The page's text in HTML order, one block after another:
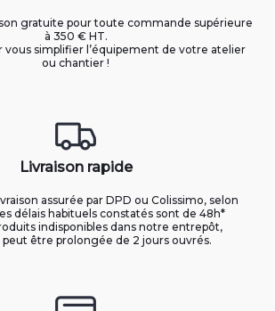
gratuite pour toute commande supérieure
à 350 € HT.
vous simplifier l’équipement de votre atelier
ou chantier !
Livraison rapide
assurée par DPD ou Colissimo, selon
délais habituels constatés sont de 48h*
indisponibles dans notre entrepôt,
peut être prolongée de 2 jours ouvrés.